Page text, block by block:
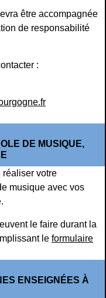
être accompagnée
de responsabilité
:
DE MUSIQUE,
réaliser votre
musique avec vos
le faire durant la
le formulaire
ENSEIGNÉES À